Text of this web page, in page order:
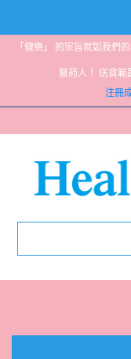
「健樂」 的宗旨就如我們
醫葯人！ 送貨
注冊